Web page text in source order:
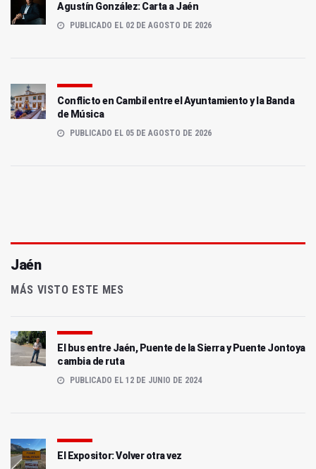
Agustín González: Carta a Jaén
PUBLICADO EL 02 DE AGOSTO DE 2026
Conflicto en Cambil entre el Ayuntamiento y la Banda
de Música
PUBLICADO EL 05 DE AGOSTO DE 2026
Jaén
MÁS VISTO ESTE MES
El bus entre Jaén, Puente de la Sierra y Puente Jontoya
cambia de ruta
PUBLICADO EL 12 DE JUNIO DE 2024
El Expositor: Volver otra vez